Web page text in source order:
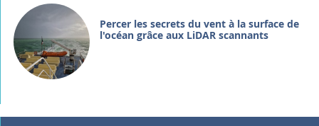
Percer les secrets du vent à la surface de
l'océan grâce aux LiDAR scannants